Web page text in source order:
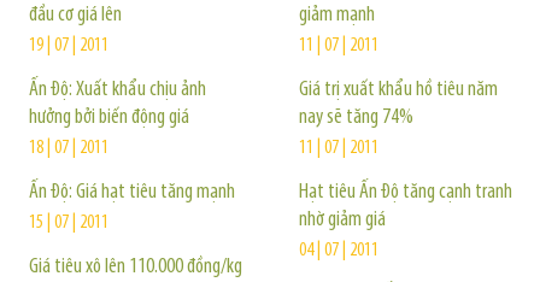
đầu cơ giá lên
19 | 07 | 2011
Ấn Độ: Xuất khẩu chịu ảnh
hưởng bởi biến động giá
18 | 07 | 2011
Ấn Độ: Giá hạt tiêu tăng mạnh
15 | 07 | 2011
Giá tiêu xô lên 110.000 đồng/kg
giảm mạnh
11 | 07 | 2011
Giá trị xuất khẩu hồ tiêu năm
nay sẽ tăng 74%
11 | 07 | 2011
Hạt tiêu Ấn Độ tăng cạnh tranh
nhờ giảm giá
04 | 07 | 2011